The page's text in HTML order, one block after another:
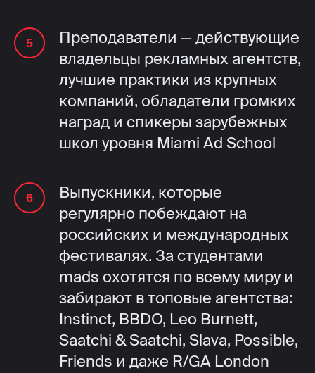
Преподаватели — действующие
владельцы рекламных агентств,
лучшие практики из крупных
компаний, обладатели громких
наград и спикеры зарубежных
школ уровня Miami Ad School
Выпускники, которые
регулярно побеждают на
российских и международных
фестивалях. За студентами
mads охотятся по всему миру и
забирают в топовые агентства:
Instinct, BBDO, Leo Burnett,
Saatchi & Saatchi, Slava, Possible,
Friends и даже R/GA London